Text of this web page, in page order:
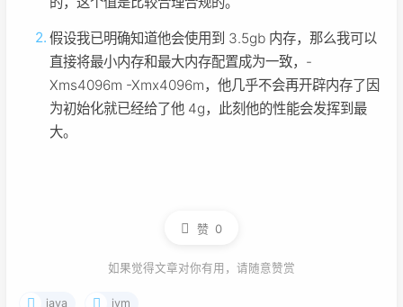
假设我已明确知道他会使用到 3.5gb 内存，那么我可以
直接将最小内存和最大内存配置成为一致，-
Xms4096m -Xmx4096m，他几乎不会再开辟内存了因
为初始化就已经给了他 4g，此刻他的性能会发挥到最
大。
赞 0
如果觉得文章对你有用，请随意赞赏
java jvm